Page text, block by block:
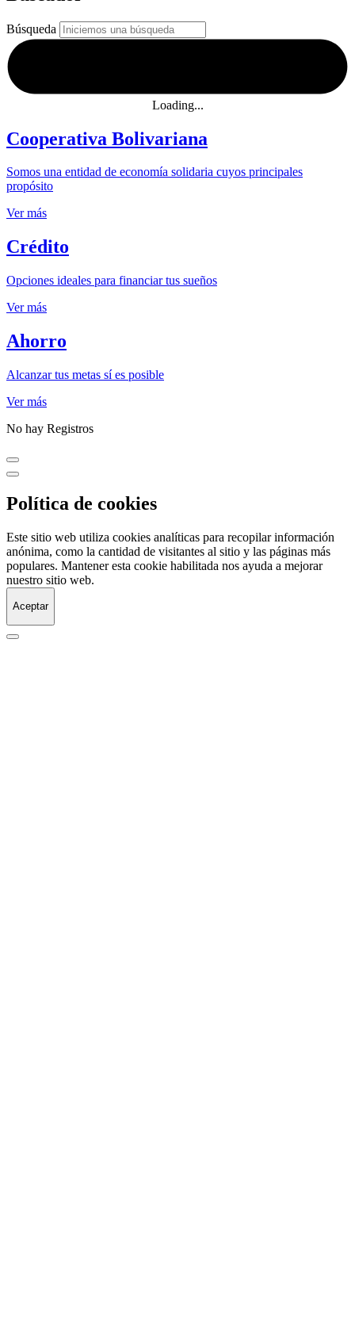
Búsqueda
Loading...
Cooperativa Bolivariana
Somos una entidad de economía solidaria cuyos principales
propósito
Ver más
Crédito
Opciones ideales para financiar tus sueños
Ver más
Ahorro
Alcanzar tus metas sí es posible
Ver más
No hay Registros
Política de cookies
Este sitio web utiliza cookies analíticas para recopilar información
anónima, como la cantidad de visitantes al sitio y las páginas más
populares. Mantener esta cookie habilitada nos ayuda a mejorar
nuestro sitio web.
Aceptar